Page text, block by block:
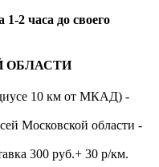
1-2 часа до своего
ОБЛАСТИ
10 км от МКАД) -
Московской области -
300 руб.+ 30 р/км.